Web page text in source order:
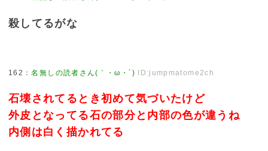
殺してるがな
162 ：名無しの読者さん(｀・ω・´) ID:jumpmatome2ch
石壊されてるとき初めて気づいたけど
外皮となってる石の部分と内部の色が違うね
内側は白く描かれてる